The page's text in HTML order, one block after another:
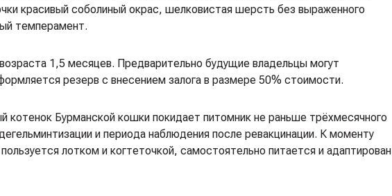
красивый соболиный окрас, шелковистая шерсть без выраженного
темперамент.
1,5 месяцев. Предварительно будущие владельцы могут
резерв с внесением залога в размере 50% стоимости.
Бурманской кошки покидает питомник не раньше трёхмесячного
и периода наблюдения после ревакцинации. К моменту
лотком и когтеточкой, самостоятельно питается и адаптирован